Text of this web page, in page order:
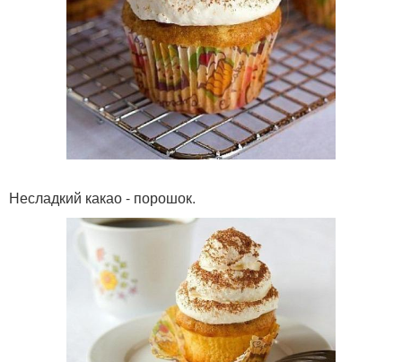
Несладкий какао - порошок.